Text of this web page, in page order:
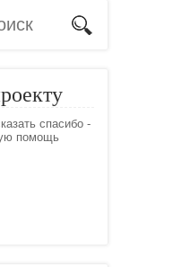
спасибо -
помощь